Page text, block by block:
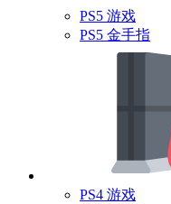
PS5 游戏
PS5 金手指
PS4 游戏